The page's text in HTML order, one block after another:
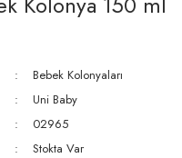
Bebek Kolonyaları
Uni Baby
02965
Stokta Var